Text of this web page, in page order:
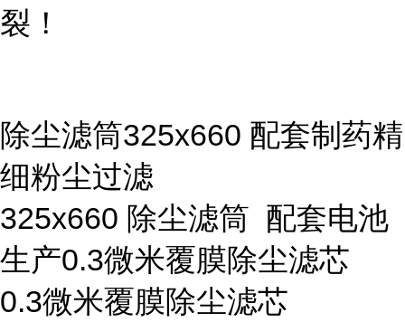
裂！
除尘滤筒325x660 配套制药精
细粉尘过滤
325x660 除尘滤筒 配套电池
生产0.3微米覆膜除尘滤芯
0.3微米覆膜除尘滤芯